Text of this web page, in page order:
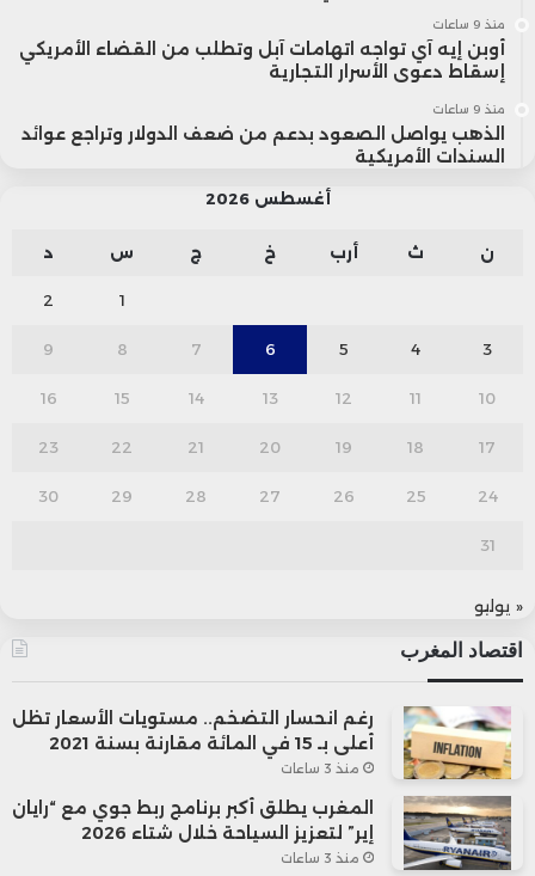
منذ 9 ساعات
أوبن إيه آي تواجه اتهامات آبل وتطلب من القضاء الأمريكي
إسقاط دعوى الأسرار التجارية
منذ 9 ساعات
الذهب يواصل الصعود بدعم من ضعف الدولار وتراجع عوائد
السندات الأمريكية
أغسطس 2026
ن ث أرب خ ج س د
1
2
3
4
5
6
7
8
9
10
11
12
13
14
15
16
17
18
19
20
21
22
23
24
25
26
27
28
29
30
31
« يوليو
اقتصاد المغرب
رغم انحسار التضخم.. مستويات الأسعار تظل
أعلى بـ 15 في المائة مقارنة بسنة 2021
منذ 3 ساعات
المغرب يطلق أكبر برنامج ربط جوي مع “رايان
إير” لتعزيز السياحة خلال شتاء 2026
منذ 3 ساعات